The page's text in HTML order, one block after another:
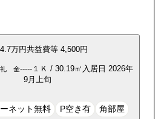
4.7万円共益費等 4,500円
礼 金----- １Ｋ / 30.19㎡ 入居日 2026年
9月上旬
ネット無料 P空き有 角部屋